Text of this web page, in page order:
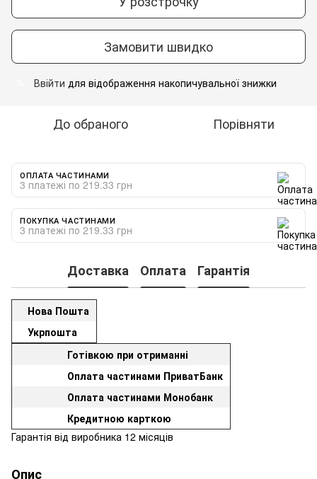
Замовити швидко
Ввійти для відображення накопичувальної знижки
До обраного Порівняти
ОПЛАТА ЧАСТИНАМИ
3 платежі по 219.33 грн
ПОКУПКА ЧАСТИНАМИ
3 платежі по 219.33 грн
Доставка Оплата Гарантія
Нова Пошта
Укрпошта
Готівкою при отриманні
Оплата частинами ПриватБанк
Оплата частинами Монобанк
Кредитною карткою
Гарантія від виробника 12 місяців
Опис